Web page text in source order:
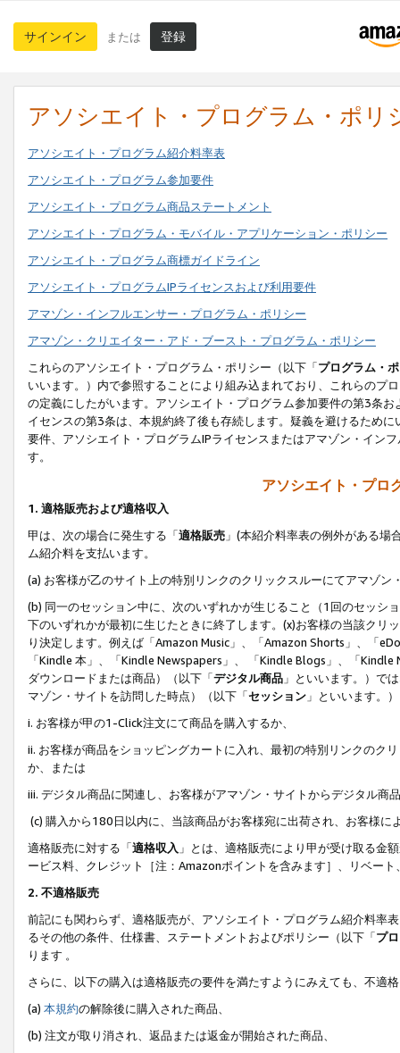
サインイン または 登録
アソシエイト・プログラム・ポリ
アソシエイト・プログラム紹介料率表
アソシエイト・プログラム参加要件
アソシエイト・プログラム商品ステートメント
アソシエイト・プログラム・モバイル・アプリケーション・ポリシー
アソシエイト・プログラム商標ガイドライン
アソシエイト・プログラムIPライセンスおよび利用要件
アマゾン・インフルエンサー・プログラム・ポリシー
アマゾン・クリエイター・アド・ブースト・プログラム・ポリシー
これらのアソシエイト・プログラム・ポリシー（以下「プログラム・
いいます。）内で参照することにより組み込まれており、これらのプ
の定義にしたがいます。アソシエイト・プログラム参加要件の第3条
イセンスの第3条は、本規約終了後も存続します。疑義を避けるため
要件、アソシエイト・プログラムIPライセンスまたはアマゾン・イン
す。
アソシエイト・プロ
1. 適格販売および適格収入
甲は、次の場合に発生する「適格販売 」(本紹介料率表の例外がある
ム紹介料を支払います。
(a) お客様が乙のサイト上の特別リンクのクリックスルーにてアマゾン
(b) 同一のセッション中に、次のいずれかが生じること（1回のセッシ
下のいずれかが最初に生じたときに終了します。(x)お客様の当該ク
り決定します。例えば「Amazon Music」、「Amazon Shorts」、「
「Kindle 本」、「Kindle Newspapers」、 「Kindle Blogs」、「
ダウンロードまたは商品）（以下「デジタル商品 」といいます。）で
マゾン・サイトを訪問した時点）（以下「セッション 」といいます。
i. お客様が甲の1-Click注文にて商品を購入するか、
ii. お客様が商品をショッピングカートに入れ、最初の特別リンクのク
か、または
iii. デジタル商品に関連し、お客様がアマゾン・サイトからデジタル
(c) 購入から180日以内に、当該商品がお客様宛に出荷され、お客様
適格販売に対する「適格収入 」とは、適格販売により甲が受け取る金
ービス料、クレジット［注：Amazonポイントを含みます］、リベー
2. 不適格販売
前記にも関わらず、適格販売が、アソシエイト・プログラム紹介料率
るその他の条件、仕様書、ステートメントおよびポリシー（以下「プ
ります 。
さらに、以下の購入は適格販売の要件を満たすようにみえても、不適
(a) 本規約の解除後に購入された商品、
(b) 注文が取り消され、返品または返金が開始された商品、